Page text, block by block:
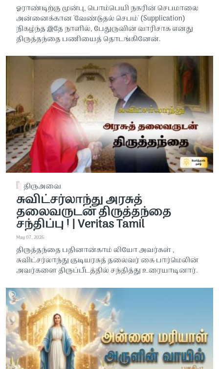
ஓராண்டிற்கு முன்பு, பொம்பெயி நகரின் செபமாலை
அன்னைக்கான 'வேண்டுதல் செபம்' (Supplication)
நிகழ்ந்த இதே நாளில், பேதுருவின் வாரிசாக எனது
திருத்தந்தை பணியைத் தொடங்கினேன்.
திருஅவை
சுவிட்சர்லாந்து அரசுத்
தலைவருடன் திருத்தந்தை
சந்திப்பு ! | Veritas Tamil
May 07, 2026
திருத்தந்தை பதினான்காம் லியோ அவர்கள் ,
சுவிட்சர்லாந்து குடியரசுத் தலைவர் கை பார்மெலின்
அவர்களை திருப்பீடத்தில் சந்தித்து உரையாடினார்.